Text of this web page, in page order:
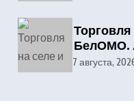
БелОМО.
посетил
7 августа,